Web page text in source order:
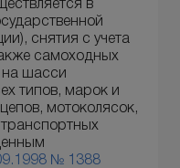
в
снятия с учета
самоходных
на шасси
типов, марок и
мотоколясок,
№ 1388